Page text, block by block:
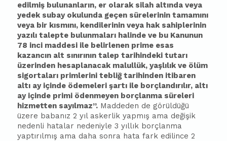
edilmiş bulunanların, er olarak silah altında veya
yedek subay okulunda geçen sürelerinin tamamını
veya bir kısmını, kendilerinin veya hak sahiplerinin
yazılı talepte bulunmaları halinde ve bu Kanunun
78 inci maddesi ile belirlenen prime esas
kazancın alt sınırının talep tarihindeki tutarı
üzerinden hesaplanacak malullük, yaşlılık ve ölüm
sigortaları primlerini tebliğ tarihinden itibaren
altı ay içinde ödemeleri şartı ile borçlandırılır, altı
ay içinde primi ödenmeyen borçlanma süreleri
hizmetten sayılmaz”. Maddeden de görüldüğü
üzere babanız 2 yıl askerlik yapmış ama değişik
nedenli hatalar nedeniyle 3 yıllık borçlanma
yaptırılmış ama daha sonra hata fark edilince 2